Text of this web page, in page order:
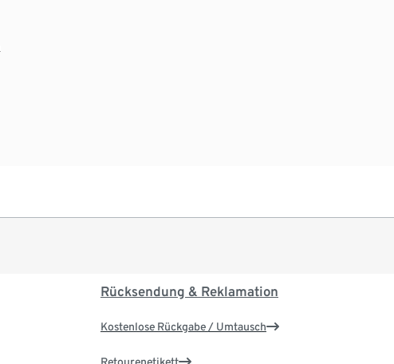
Rücksendung & Reklamation
Kostenlose Rückgabe / Umtausch